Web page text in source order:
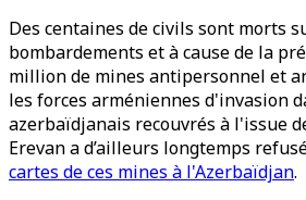
Des centaines de civils sont morts
bombardements et à cause de la
million de mines antipersonnel et
les forces arméniennes d'invasion
azerbaïdjanais recouvrés à l'issue
Erevan a d’ailleurs longtemps
cartes de ces mines à l'Azerbaïdjan.